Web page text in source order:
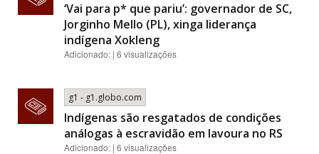
‘Vai para p* que pariu’: governador de SC,
Jorginho Mello (PL), xinga liderança
indígena Xokleng
Adicionado: | 6 visualizações
g1 - g1.globo.com
Indígenas são resgatados de condições
análogas à escravidão em lavoura no RS
Adicionado: | 6 visualizações